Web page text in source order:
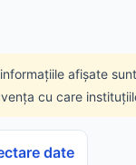
afișate
cu care
date